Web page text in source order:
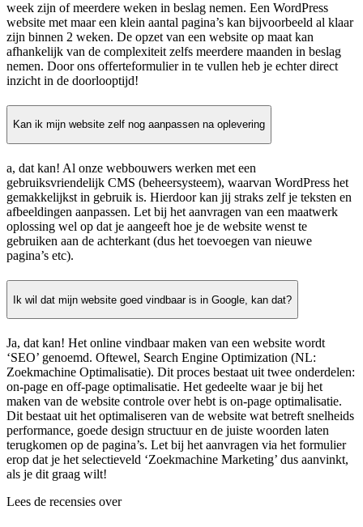
week zijn of meerdere weken in beslag nemen. Een WordPress
website met maar een klein aantal pagina’s kan bijvoorbeeld al klaar
zijn binnen 2 weken. De opzet van een website op maat kan
afhankelijk van de complexiteit zelfs meerdere maanden in beslag
nemen. Door ons offerteformulier in te vullen heb je echter direct
inzicht in de doorlooptijd!
Kan ik mijn website zelf nog aanpassen na oplevering
a, dat kan! Al onze webbouwers werken met een
gebruiksvriendelijk CMS (beheersysteem), waarvan WordPress het
gemakkelijkst in gebruik is. Hierdoor kan jij straks zelf je teksten en
afbeeldingen aanpassen. Let bij het aanvragen van een maatwerk
oplossing wel op dat je aangeeft hoe je de website wenst te
gebruiken aan de achterkant (dus het toevoegen van nieuwe
pagina’s etc).
Ik wil dat mijn website goed vindbaar is in Google, kan dat?
Ja, dat kan! Het online vindbaar maken van een website wordt
‘SEO’ genoemd. Oftewel, Search Engine Optimization (NL:
Zoekmachine Optimalisatie). Dit proces bestaat uit twee onderdelen:
on-page en off-page optimalisatie. Het gedeelte waar je bij het
maken van de website controle over hebt is on-page optimalisatie.
Dit bestaat uit het optimaliseren van de website wat betreft snelheids
performance, goede design structuur en de juiste woorden laten
terugkomen op de pagina’s. Let bij het aanvragen via het formulier
erop dat je het selectieveld ‘Zoekmachine Marketing’ dus aanvinkt,
als je dit graag wilt!
Lees de recensies over